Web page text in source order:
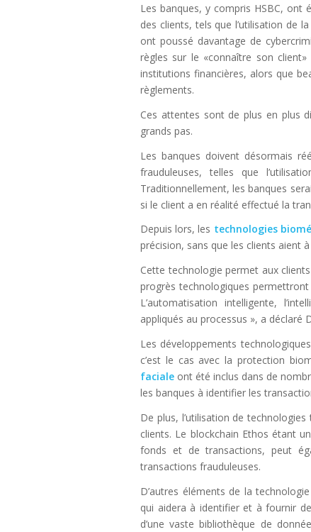
Les banques, y compris HSBC, ont
des clients, tels que l’utilisation de
ont poussé davantage de
règles sur le «connaître son
institutions financières, alors que
règlements.
Ces attentes sont de plus en plus
grands pas.
Les banques doivent désormais
frauduleuses, telles que
Traditionnellement, les banques
si le client a en réalité effectué la
Depuis lors, les technologies
précision, sans que les clients aient
Cette technologie permet aux
progrès technologiques
L’automatisation intelligente,
appliqués au processus », a déclaré
Les développements
c’est le cas avec la protection
faciale ont été inclus dans de
les banques à identifier les
De plus, l’utilisation de
clients. Le blockchain Ethos étant
fonds et de transactions, peut
transactions frauduleuses.
D’autres éléments de la
qui aidera à identifier et à fournir
d’une vaste bibliothèque de